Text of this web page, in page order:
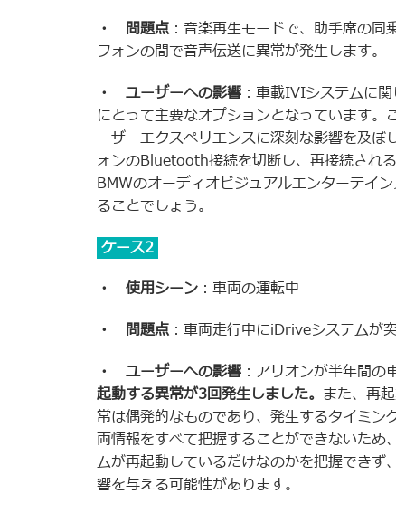
・ 問題点 ：音楽再生モードで、助手席の
フォンの間で音声伝送に異常が発生します。
・ ユーザーへの影響 ：車載IVIシステムに
にとって主要なオプションとなっています
ーザーエクスペリエンスに深刻な影響を及
ォンのBluetooth接続を切断し、再接続され
BMWのオーディオビジュアルエンターテイ
ることでしょう。
ケース2
・ 使用シーン ：車両の運転中
・ 問題点 ：車両走行中にiDriveシステムが
・ ユーザーへの影響 ：アリオンが半年間
起動する異常が3回発生しました。 また、再
常は偶発的なものであり、発生するタイミ
両情報をすべて把握することができないた
ムが再起動しているだけなのかを把握でき
響を与える可能性があります。